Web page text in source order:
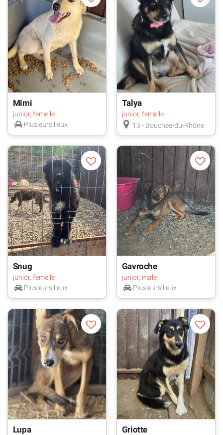
Mimi
junior, femelle
Plusieurs lieux
Talya
junior, femelle
13 - Bouches-du-Rhône
Snug
junior, femelle
Plusieurs lieux
Gavroche
junior, male
Plusieurs lieux
Lupa Griotte